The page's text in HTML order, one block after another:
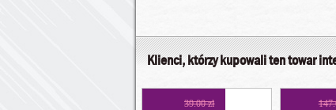
Klienci, którzy kupowali ten towar
39.00 zł